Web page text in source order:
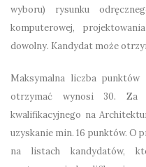
wyboru) rysunku
komputerowej,
dowolny. Kandydat może
Maksymalna liczba
otrzymać wynosi 30. Za
kwalifikacyjnego na
uzyskanie min. 16 punktów. O
na listach kandydatów,